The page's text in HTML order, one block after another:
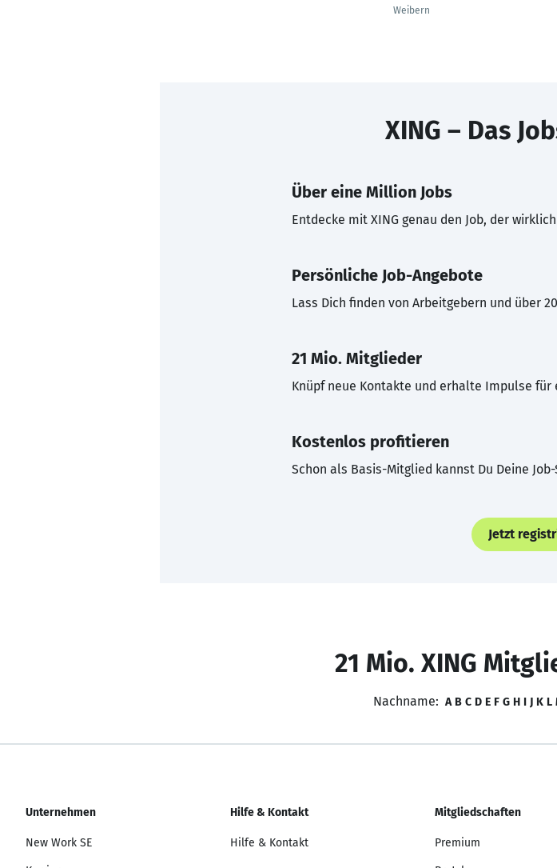
Weibern
XING – Das
Über eine Million Jobs
Entdecke mit XING genau den Job, der
Persönliche Job-Angebote
Lass Dich finden von Arbeitgebern und über
21 Mio. Mitglieder
Knüpf neue Kontakte und erhalte Impulse für
Kostenlos profitieren
Schon als Basis-Mitglied kannst Du Deine
Jetzt
21 Mio. XING
Nachname: A B C D E F G H I J K L
Unternehmen
New Work SE
Hilfe & Kontakt
Hilfe & Kontakt
Mitgliedschaften
Premium